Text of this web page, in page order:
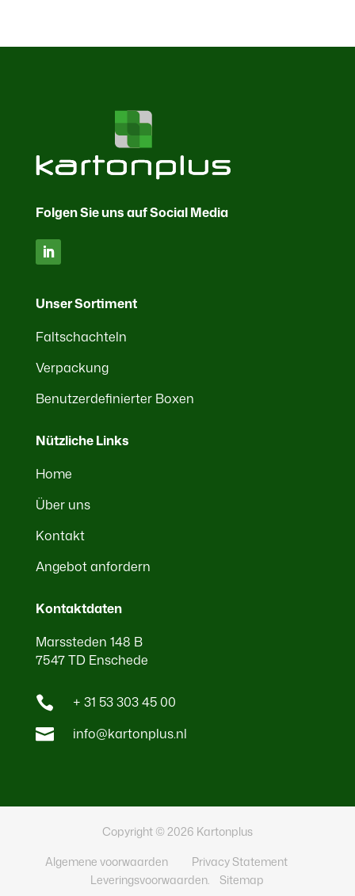
Folgen Sie uns auf Social Media
Unser Sortiment
Faltschachteln
Verpackung
Benutzerdefinierter Boxen
Nützliche Links
Home
Über uns
Kontakt
Angebot anfordern
Kontaktdaten
Marssteden 148 B
7547 TD Enschede
 + 31 53 303 45 00
 info@kartonplus.nl
Copyright © 2026 Kartonplus
Algemene voorwaarden Privacy Statement
Leveringsvoorwaarden. Sitemap